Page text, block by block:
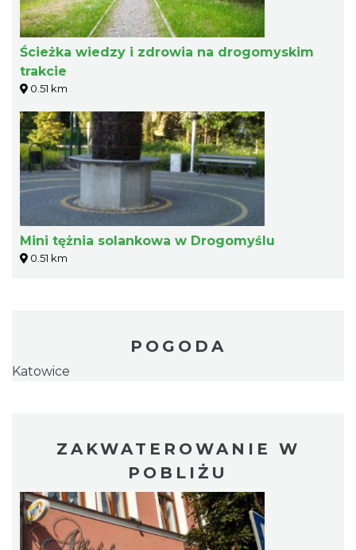
Ścieżka wiedzy i zdrowia na drogomyskim
trakcie
0.51 km
Mini tężnia solankowa w Drogomyślu
0.51 km
POGODA
Katowice
ZAKWATEROWANIE W
POBLIŻU